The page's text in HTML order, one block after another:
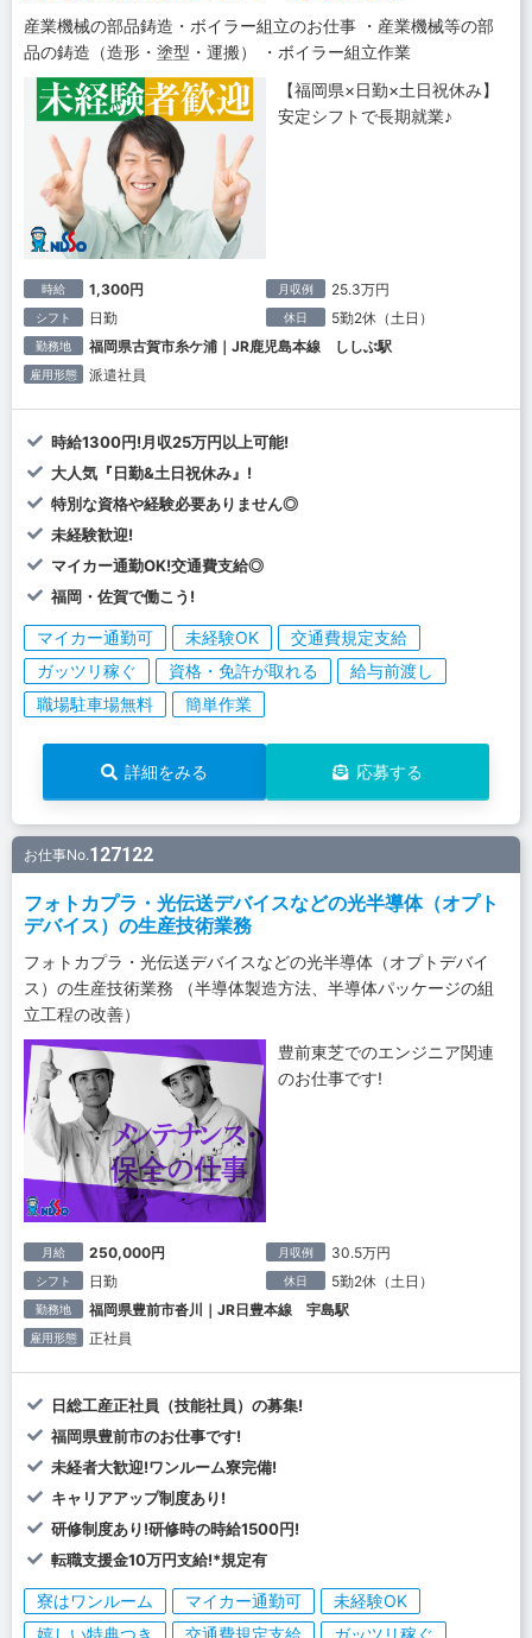
産業機械の部品鋳造・ボイラー組立のお仕事 ・産業機械等の部
品の鋳造（造形・塗型・運搬） ・ボイラー組立作業
【福岡県×日勤×土日祝休み】
安定シフトで長期就業♪
時給 1,300円 月収例 25.3万円
シフト 日勤 休日 5勤2休（土日）
勤務地 福岡県古賀市糸ケ浦｜JR鹿児島本線 ししぶ駅
雇用形態 派遣社員
時給1300円!月収25万円以上可能!
大人気『日勤&土日祝休み』!
特別な資格や経験必要ありません◎
未経験歓迎!
マイカー通勤OK!交通費支給◎
福岡・佐賀で働こう!
マイカー通勤可 未経験OK
交通費規定支給
ガッツリ稼ぐ
資格・免許が取れる
給与前渡し
職場駐車場無料
簡単作業
詳細をみる 応募する
お仕事No.127122
フォトカプラ・光伝送デバイスなどの光半導体（オプト
デバイス）の生産技術業務
フォトカプラ・光伝送デバイスなどの光半導体（オプトデバイ
ス）の生産技術業務 （半導体製造方法、半導体パッケージの組
立工程の改善）
豊前東芝でのエンジニア関連
のお仕事です!
月給 250,000円 月収例 30.5万円
シフト 日勤 休日 5勤2休（土日）
勤務地 福岡県豊前市沓川｜JR日豊本線 宇島駅
雇用形態 正社員
日総工産正社員（技能社員）の募集!
福岡県豊前市のお仕事です!
未経者大歓迎!ワンルーム寮完備!
キャリアアップ制度あり!
研修制度あり!研修時の時給1500円!
転職支援金10万円支給!*規定有
寮はワンルーム マイカー通勤可
未経験OK
嬉しい特典つき
交通費規定支給 ガッツリ稼ぐ